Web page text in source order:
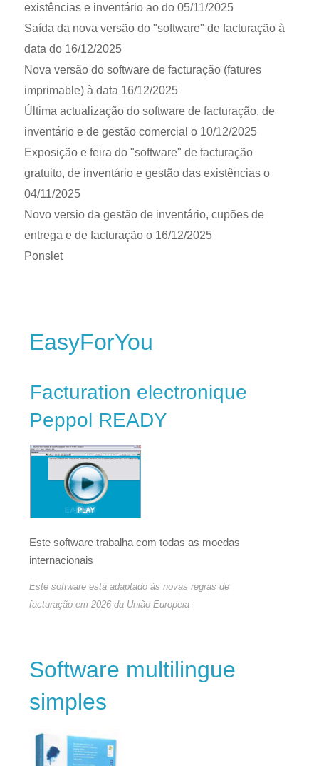
existências e inventário ao do 05/11/2025
Saída da nova versão do "software" de facturação à
data do 16/12/2025
Nova versão do software de facturação (fatures
imprimable) à data 16/12/2025
Última actualização do software de facturação, de
inventário e de gestão comercial o 10/12/2025
Exposição e feira do "software" de facturação
gratuito, de inventário e gestão das existências o
04/11/2025
Novo versio da gestão de inventário, cupões de
entrega e de facturação o 16/12/2025
Ponslet
EasyForYou
Facturation electronique
Peppol READY
Este software trabalha com todas as moedas
internacionais
Este software está adaptado às novas regras de
facturação em 2026 da União Europeia
Software multilingue
simples